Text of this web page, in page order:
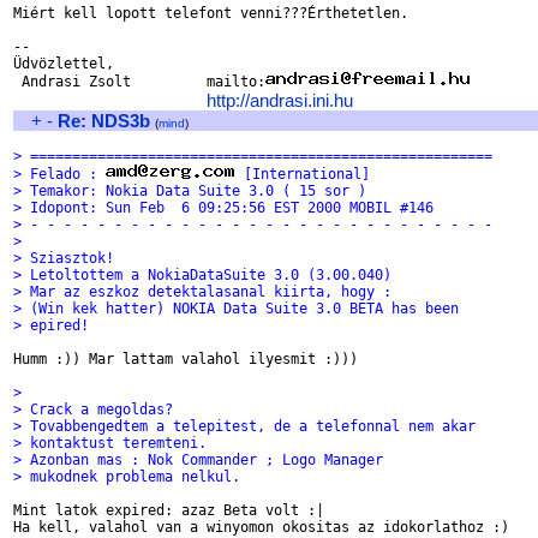
Miért kell lopott telefont venni???Érthetetlen.
--
Üdvözlettel,
Andrasi Zsolt         mailto:
http://andrasi.ini.hu
+ - Re: NDS3b (mind)
> =======================================================
> Felado :
[International]
> Temakor: Nokia Data Suite 3.0 ( 15 sor )
> Idopont: Sun Feb  6 09:25:56 EST 2000 MOBIL #146
> - - - - - - - - - - - - - - - - - - - - - - - - - - - -
>
> Sziasztok!
> Letoltottem a NokiaDataSuite 3.0 (3.00.040)
> Mar az eszkoz detektalasanal kiirta, hogy :
> (Win kek hatter) NOKIA Data Suite 3.0 BETA has been
> epired!
Humm :)) Mar lattam valahol ilyesmit :)))
>
> Crack a megoldas?
> Tovabbengedtem a telepitest, de a telefonnal nem akar
> kontaktust teremteni.
> Azonban mas : Nok Commander ; Logo Manager
> mukodnek problema nelkul.
Mint latok expired: azaz Beta volt :|
Ha kell, valahol van a winyomon okositas az idokorlathoz :)